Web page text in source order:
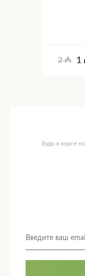
2 ₼ 1
Будь в курсе